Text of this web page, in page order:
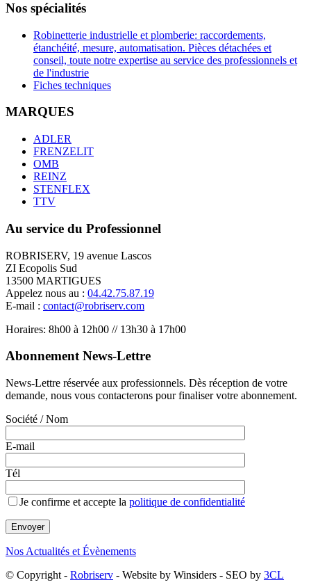
Nos spécialités
Robinetterie industrielle et plomberie: raccordements,
étanchéité, mesure, automatisation. Pièces détachées et
conseil, toute notre expertise au service des professionnels et
de l'industrie
Fiches techniques
MARQUES
ADLER
FRENZELIT
OMB
REINZ
STENFLEX
TTV
Au service du Professionnel
ROBRISERV, 19 avenue Lascos
ZI Ecopolis Sud
13500 MARTIGUES
Appelez nous au : 04.42.75.87.19
E-mail : contact@robriserv.com
Horaires: 8h00 à 12h00 // 13h30 à 17h00
Abonnement News-Lettre
News-Lettre réservée aux professionnels. Dès réception de votre
demande, nous vous contacterons pour finaliser votre abonnement.
Société / Nom
E-mail
Tél
Je confirme et accepte la politique de confidentialité
Nos Actualités et Évènements
© Copyright - Robriserv - Website by Winsiders - SEO by 3CL